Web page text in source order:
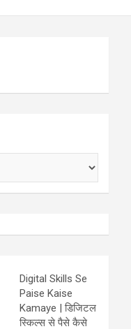
Digital Skills Se
Paise Kaise
Kamaye | डिजिटल
स्किल्स से पैसे कैसे